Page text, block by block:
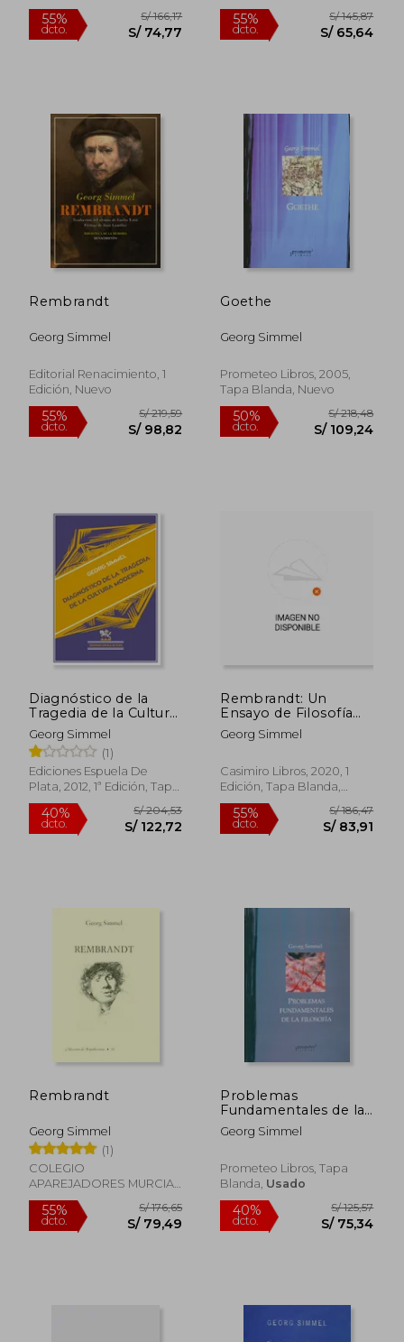
dcto. S/ 108,19
55% 55%
dcto.
Rembrandt
Georg Simmel
Editorial Renacimiento, 1
Edición, Nuevo
Goethe
Georg Simmel
Prometeo Libros, 2005,
Tapa Blanda, Nuevo
Diagnóstico de la
Tragedia de la Cultura
Moderna (Biblioteca
Filosófica)
Georg Simmel
(1)
Ediciones Espuela De
Plata, 2012, 1ª Edición, Tapa
Blanda, Nuevo
Rembrandt: Un
Ensayo de Filosofía
del Arte (Fuera de
Coleccion)
Georg Simmel
Casimiro Libros, 2020, 1
Edición, Tapa Blanda,
Nuevo
Rembrandt
Georg Simmel
(1)
COLEGIO
APAREJADORES MURCIA,
Tapa Blanda, Nuevo
Problemas
Fundamentales de la
Filosofia
Georg Simmel
Prometeo Libros, Tapa
Blanda, Usado